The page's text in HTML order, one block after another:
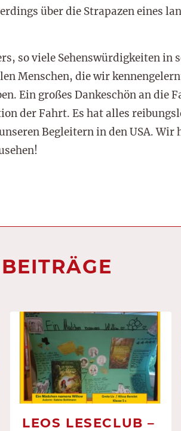
über die Strapazen eines
so viele Sehenswürdigkeiten in
Menschen, die wir
Ein großes Dankeschön an die
der Fahrt. Es hat alles
Begleitern in den USA. Wir
LEOS LESECLUB –